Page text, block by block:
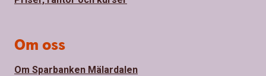
Om oss
Om Sparbanken Mälardalen